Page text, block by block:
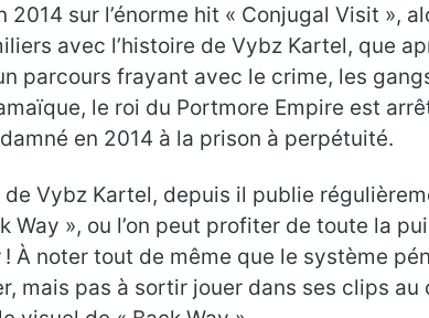
sur l’énorme hit « Conjugal Visit »,
avec l’histoire de Vybz Kartel, que
parcours frayant avec le crime, les
le roi du Portmore Empire est
en 2014 à la prison à perpétuité.
Vybz Kartel, depuis il publie
», ou l’on peut profiter de toute la
À noter tout de même que le système
mais pas à sortir jouer dans ses clips au